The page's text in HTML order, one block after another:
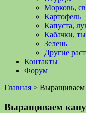
Морковь,
Картофель
Капуста,
Кабачки,
Зелень
Другие
Контакты
Форум
Главная > Выращиваем
Выращиваем